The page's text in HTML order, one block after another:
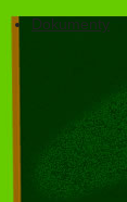
Dokumenty